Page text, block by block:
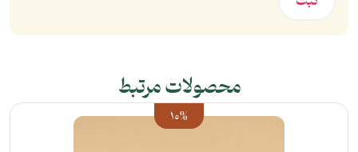
محصولات مرتبط
10%